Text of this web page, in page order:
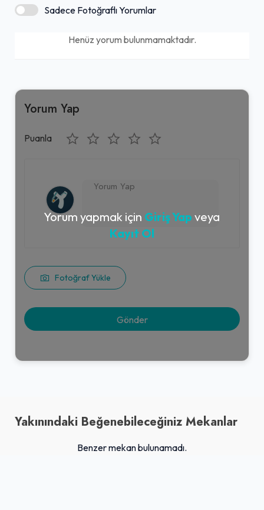
Sadece Fotoğraflı Yorumlar
Henüz yorum bulunmamaktadır.
Yorum Yap
Puanla
Fotoğraf Yükle
Yorum yapmak için Giriş Yap veya
Kayıt Ol
Yakınındaki Beğenebileceğiniz Mekanlar
Benzer mekan bulunamadı.